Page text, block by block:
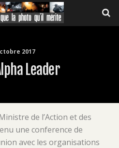
2017
Leader
de l’Action et des
une conference de
avec les organisations